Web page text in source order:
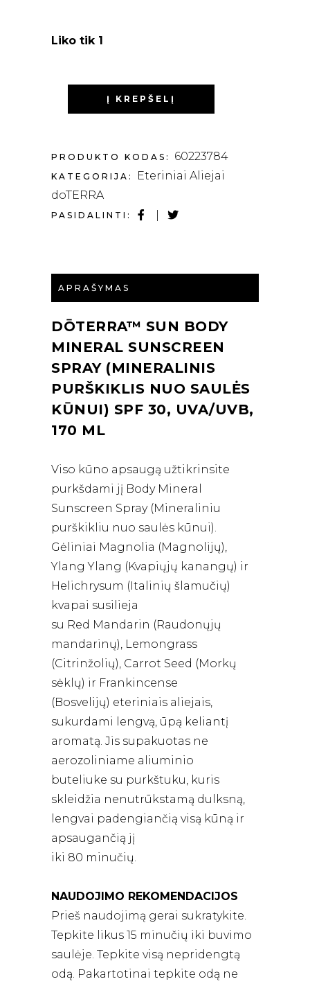
Liko tik 1
Į KREPŠELĮ
PRODUKTO KODAS: 60223784
KATEGORIJA:
Eteriniai Aliejai
doTERRA
PASIDALINTI:
APRAŠYMAS
DŌTERRA™ SUN BODY
MINERAL SUNSCREEN
SPRAY (MINERALINIS
PURŠKIKLIS NUO SAULĖS
KŪNUI) SPF 30, UVA/UVB,
170 ML
Viso kūno apsaugą užtikrinsite
purkšdami jį Body Mineral
Sunscreen Spray (Mineraliniu
purškikliu nuo saulės kūnui).
Gėliniai Magnolia (Magnolijų),
Ylang Ylang (Kvapiųjų kanangų) ir
Helichrysum (Italinių šlamučių)
kvapai susilieja
su Red Mandarin (Raudonųjų
mandarinų), Lemongrass
(Citrinžolių), Carrot Seed (Morkų
sėklų) ir Frankincense
(Bosvelijų) eteriniais aliejais,
sukurdami lengvą, ūpą keliantį
aromatą. Jis supakuotas ne
aerozoliniame aliuminio
buteliuke su purkštuku, kuris
skleidžia nenutrūkstamą dulksną,
lengvai padengiančią visą kūną ir
apsaugančią jį
iki 80 minučių.
NAUDOJIMO REKOMENDACIJOS
Prieš naudojimą gerai sukratykite.
Tepkite likus 15 minučių iki buvimo
saulėje. Tepkite visą nepridengtą
odą. Pakartotinai tepkite odą ne